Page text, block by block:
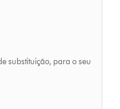
substituição, para o seu